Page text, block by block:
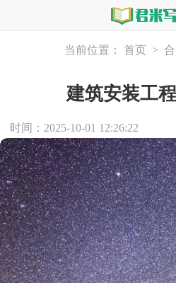
当前位置： 首页 >
建筑安装工
时间：2025-10-01 12:26:22